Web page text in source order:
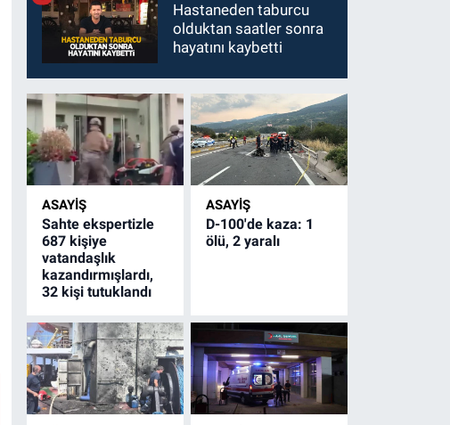
Hastaneden taburcu
olduktan saatler sonra
hayatını kaybetti
ASAYİŞ
Sahte ekspertizle
687 kişiye
vatandaşlık
kazandırmışlardı,
32 kişi tutuklandı
ASAYİŞ
D-100'de kaza: 1
ölü, 2 yaralı